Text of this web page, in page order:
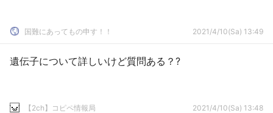
国難にあってもの申す！！ 2021/4/10(Sa) 13:49
遺伝子について詳しいけど質問ある？?
【2ch】コピペ情報局 2021/4/10(Sa) 13:48